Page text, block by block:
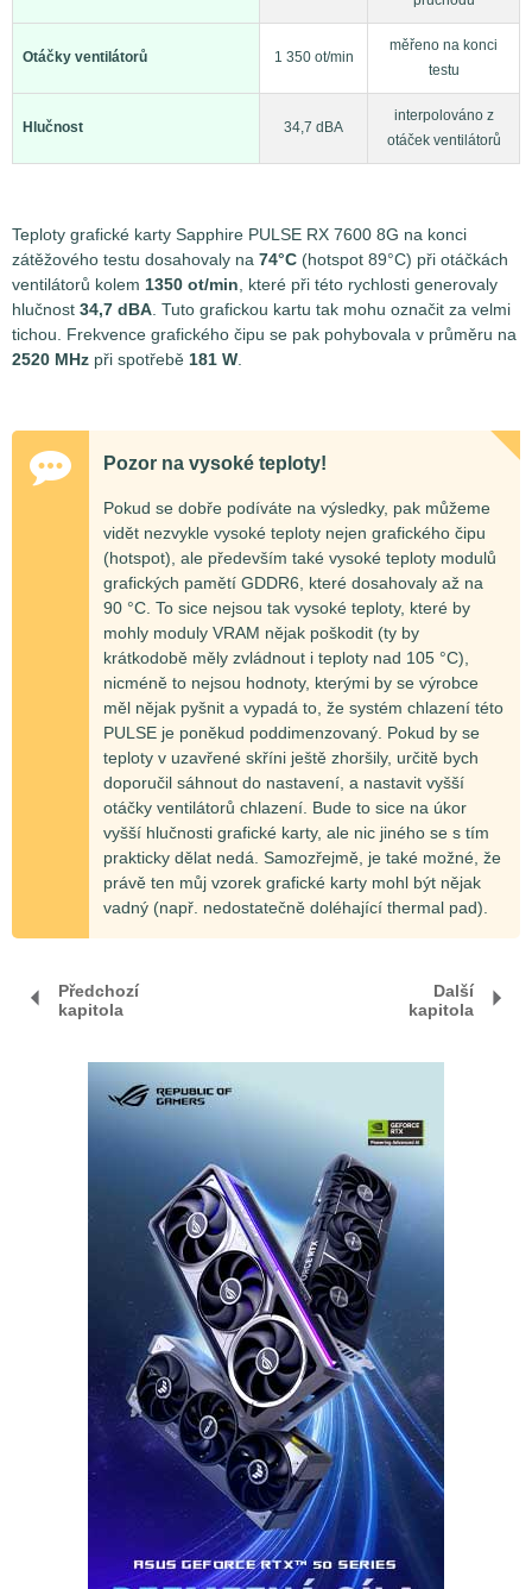
Otáčky ventilátorů 1 350 ot/min
měřeno na konci
testu
Hlučnost 34,7 dBA
interpolováno z
otáček ventilátorů
Teploty grafické karty Sapphire PULSE RX 7600 8G na konci
zátěžového testu dosahovaly na 74°C (hotspot 89°C) při otáčkách
ventilátorů kolem 1350 ot/min , které při této rychlosti generovaly
hlučnost 34,7 dBA . Tuto grafickou kartu tak mohu označit za velmi
tichou. Frekvence grafického čipu se pak pohybovala v průměru na
2520 MHz při spotřebě 181 W
Pozor na vysoké teploty!
Pokud se dobře podíváte na výsledky, pak můžeme
vidět nezvykle vysoké teploty nejen grafického čipu
(hotspot), ale především také vysoké teploty modulů
grafických pamětí GDDR6, které dosahovaly až na
90 °C. To sice nejsou tak vysoké teploty, které by
mohly moduly VRAM nějak poškodit (ty by
krátkodobě měly zvládnout i teploty nad 105 °C),
nicméně to nejsou hodnoty, kterými by se výrobce
měl nějak pyšnit a vypadá to, že systém chlazení této
PULSE je poněkud poddimenzovaný. Pokud by se
teploty v uzavřené skříni ještě zhoršily, určitě bych
doporučil sáhnout do nastavení, a nastavit vyšší
otáčky ventilátorů chlazení. Bude to sice na úkor
vyšší hlučnosti grafické karty, ale nic jiného se s tím
prakticky dělat nedá. Samozřejmě, je také možné, že
právě ten můj vzorek grafické karty mohl být nějak
vadný (např. nedostatečně doléhající thermal pad).
Předchozí
kapitola
Další
kapitola